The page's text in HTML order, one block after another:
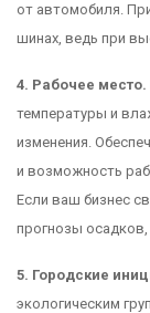
от автомобиля.
шинах, ведь при
4. Рабочее место.
температуры и
изменения.
и возможность
Если ваш бизнес
прогнозы
5. Городские
экологическим